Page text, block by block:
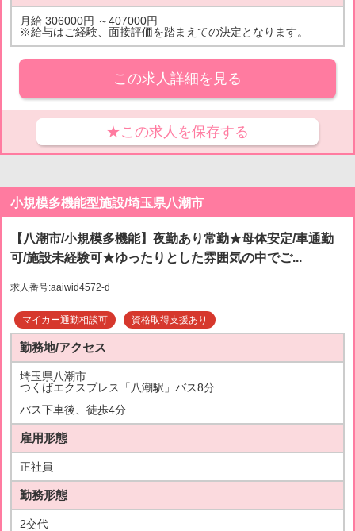
月給 306000円 ～407000円
※給与はご経験、面接評価を踏まえての決定となります。
この求人詳細を見る
★この求人を保存する
小規模多機能型施設/埼玉県八潮市
【八潮市/小規模多機能】夜勤あり常勤★母体安定/車通勤
可/施設未経験可★ゆったりとした雰囲気の中でご...
求人番号:aaiwid4572-d
マイカー通勤相談可 資格取得支援あり
勤務地/アクセス
埼玉県八潮市
つくばエクスプレス「八潮駅」バス8分
バス下車後、徒歩4分
雇用形態
正社員
勤務形態
2交代